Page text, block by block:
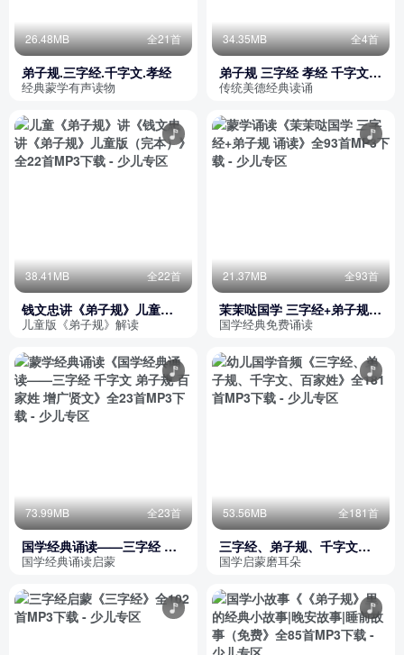
26.48MB 全21首
弟子规.三字经.千字文.孝经
经典蒙学有声读物
34.35MB 全4首
弟子规 三字经 孝经 千字文
简体版 读诵 美德经典读诵-华
美德文化出品
传统美德经典读诵
38.41MB 全22首
钱文忠讲《弟子规》儿童版
（完本）
儿童版《弟子规》解读
21.37MB 全93首
茉茉哒国学 三字经+弟子规
诵读
国学经典免费诵读
73.99MB 全23首
国学经典诵读——三字经 千
字文 弟子规 百家姓 增广贤文
国学经典诵读启蒙
53.56MB 全181首
三字经、弟子规、千字文、
百家姓
国学启蒙磨耳朵